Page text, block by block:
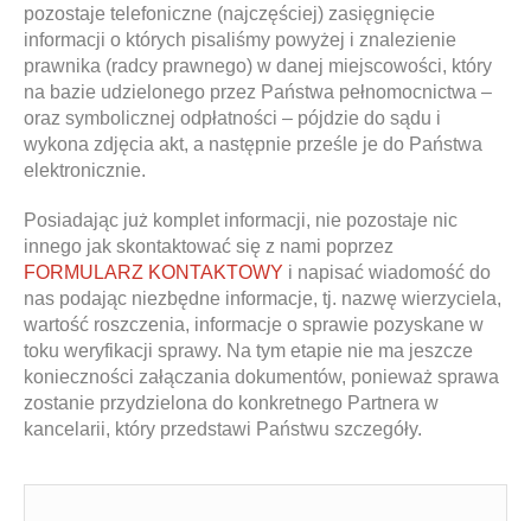
pozostaje telefoniczne (najczęściej) zasięgnięcie
informacji o których pisaliśmy powyżej i znalezienie
prawnika (radcy prawnego) w danej miejscowości, który
na bazie udzielonego przez Państwa pełnomocnictwa –
oraz symbolicznej odpłatności – pójdzie do sądu i
wykona zdjęcia akt, a następnie prześle je do Państwa
elektronicznie.
Posiadając już komplet informacji, nie pozostaje nic
innego jak skontaktować się z nami poprzez
FORMULARZ KONTAKTOWY i napisać wiadomość do
nas podając niezbędne informacje, tj. nazwę wierzyciela,
wartość roszczenia, informacje o sprawie pozyskane w
toku weryfikacji sprawy. Na tym etapie nie ma jeszcze
konieczności załączania dokumentów, ponieważ sprawa
zostanie przydzielona do konkretnego Partnera w
kancelarii, który przedstawi Państwu szczegóły.